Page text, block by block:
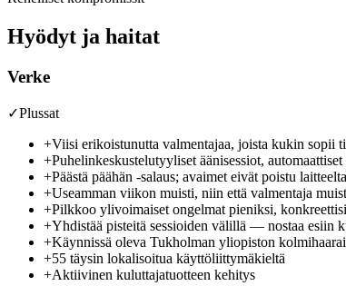
Hyödyt ja haitat
Verke
✓Plussat
+Viisi erikoistunutta valmentajaa, joista kukin sopii
+Puhelinkeskustelutyyliset äänisessiot,
+Päästä päähän -salaus; avaimet eivät poistu
+Useamman viikon muisti, niin että valmentaja
+Pilkkoo ylivoimaiset ongelmat pieniksi,
+Yhdistää pisteitä sessioiden välillä — nostaa esiin
+Käynnissä oleva Tukholman yliopiston
+55 täysin lokalisoitua käyttöliittymäkieltä
+Aktiivinen kuluttajatuotteen kehitys